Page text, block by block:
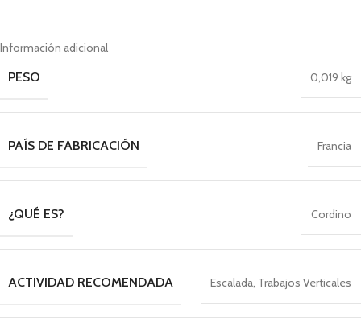
Información adicional
PESO 0,019 kg
PAÍS DE FABRICACIÓN Francia
¿QUÉ ES? Cordino
ACTIVIDAD RECOMENDADA Escalada, Trabajos Verticales